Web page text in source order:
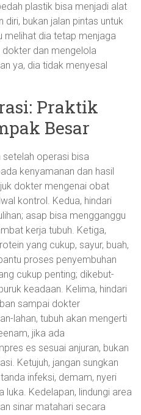
plastik bisa menjadi alat
bukan jalan pintas untuk
melihat dia tetap menjaga
dokter dan mengelola
ya, dia tidak menyesal
Praktik
Besar
operasi bisa
kenyamanan dan hasil
dokter mengenai obat
kontrol. Kedua, hindari
asap bisa mengganggu
kerja tubuh. Ketiga,
yang cukup, sayur, buah,
proses penyembuhan
cukup penting; dikebut-
keadaan. Kelima, hindari
sampai dokter
lahan, tubuh akan mengerti
jika ada
es sesuai anjuran, bukan
Ketujuh, jangan sungkan
infeksi, demam, nyeri
luka. Kedelapan, lindungi area
sinar matahari secara